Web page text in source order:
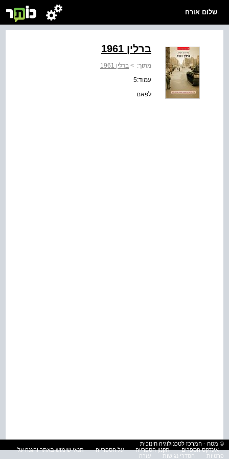
שלום אורח
ברלין 1961
מתוך: > ברלין 1961
עמוד:5
לפאם
© מטח - המרכז לטכנולוגיה חינוכית
אינדקס הספרים
תקנון הספרייה על הספרייה
תנאי שימוש באתר והגנה על
פרטיות
הסדרי נגישות עזרה